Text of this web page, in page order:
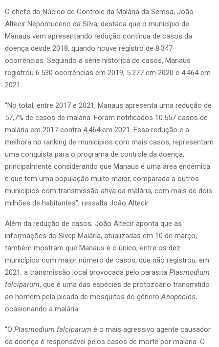
O chefe do Núcleo de Controle da Malária da Semsa, João
Altecir Nepomuceno da Silva, destaca que o município de
Manaus vem apresentando redução contínua de casos da
doença desde 2018, quando houve registro de 8.347
ocorrências. Seguindo a série histórica de casos, Manaus
registrou 6.530 ocorrências em 2019, 5.277 em 2020 e 4.464 em
2021.
“No total, entre 2017 e 2021, Manaus apresenta uma redução de
57,7% de casos de malária. Foram notificados 10.557 casos de
malária em 2017 contra 4.464 em 2021. Essa redução e a
melhora no ranking de municípios com mais casos, representam
uma conquista para o programa de controle da doença,
principalmente considerando que Manaus é uma área endêmica
e que tem uma população muito maior, comparada a outros
municípios com transmissão ativa da malária, com mais de dois
milhões de habitantes”, ressalta João Altecir.
Além da redução de casos, João Altecir aponta que as
informações do Sivep Malária, atualizadas em 10 de março,
também mostram que Manaus é o único, entre os dez
municípios com maior número de casos, que não registrou, em
2021, a transmissão local provocada pelo parasita Plasmodium
falciparum, que é uma das espécies de protozoário transmitido
ao homem pela picada de mosquitos do gêneroAnopheles,
ocasionando a malária.
“O Plasmodium falciparum é o mais agressivo agente causador
da doença é responsável pelos casos de morte por malária. O